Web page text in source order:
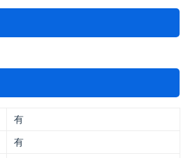
有
有